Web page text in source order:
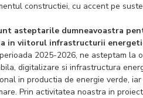
constructiei, cu accent pe
asteptarile dumneavoastra
in viitorul infrastructurii
2025-2026, ne asteptam la
digitalizare si infrastructura
in productia de energie verde,
Prin activitatea noastra in